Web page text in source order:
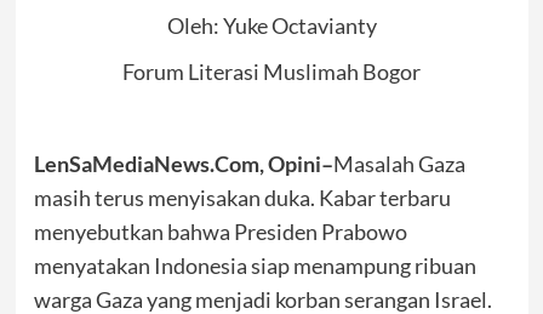
Oleh: Yuke Octavianty
Forum Literasi Muslimah Bogor
LenSaMediaNews.Com, Opini–Masalah Gaza
masih terus menyisakan duka. Kabar terbaru
menyebutkan bahwa Presiden Prabowo
menyatakan Indonesia siap menampung ribuan
warga Gaza yang menjadi korban serangan Israel.